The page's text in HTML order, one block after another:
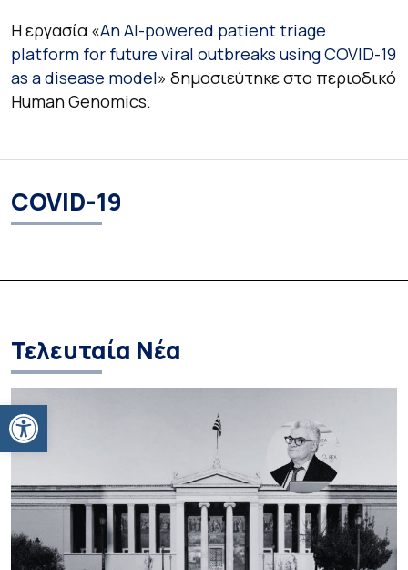
Ανοίξτε τη γραμμή εργαλείων
Η εργασία «An AI-powered patient triage
platform for future viral outbreaks using COVID-19
as a disease model» δημοσιεύτηκε στο περιοδικό
Human Genomics.
COVID-19
Τελευταία Νέα